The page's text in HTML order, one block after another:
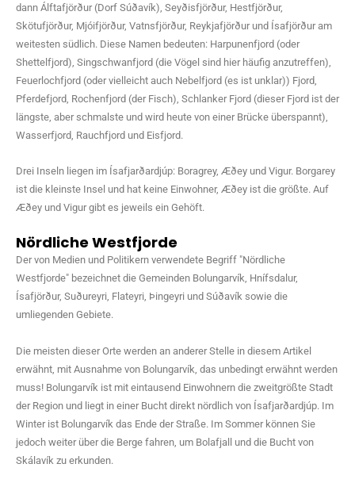
dann Álftafjörður (Dorf Súðavík), Seyðisfjörður, Hestfjörður,
Skötufjörður, Mjóifjörður, Vatnsfjörður, Reykjafjörður und Ísafjörður am
weitesten südlich. Diese Namen bedeuten: Harpunenfjord (oder
Shettelfjord), Singschwanfjord (die Vögel sind hier häufig anzutreffen),
Feuerlochfjord (oder vielleicht auch Nebelfjord (es ist unklar)) Fjord,
Pferdefjord, Rochenfjord (der Fisch), Schlanker Fjord (dieser Fjord ist der
längste, aber schmalste und wird heute von einer Brücke überspannt),
Wasserfjord, Rauchfjord und Eisfjord.
Drei Inseln liegen im Ísafjarðardjúp: Boragrey, Æðey und Vigur. Borgarey
ist die kleinste Insel und hat keine Einwohner, Æðey ist die größte. Auf
Æðey und Vigur gibt es jeweils ein Gehöft.
Nördliche Westfjorde
Der von Medien und Politikern verwendete Begriff "Nördliche
Westfjorde" bezeichnet die Gemeinden Bolungarvík, Hnífsdalur,
Ísafjörður, Suðureyri, Flateyri, Þingeyri und Súðavík sowie die
umliegenden Gebiete.
Die meisten dieser Orte werden an anderer Stelle in diesem Artikel
erwähnt, mit Ausnahme von Bolungarvík, das unbedingt erwähnt werden
muss! Bolungarvík ist mit eintausend Einwohnern die zweitgrößte Stadt
der Region und liegt in einer Bucht direkt nördlich von Ísafjarðardjúp. Im
Winter ist Bolungarvík das Ende der Straße. Im Sommer können Sie
jedoch weiter über die Berge fahren, um Bolafjall und die Bucht von
Skálavík zu erkunden.